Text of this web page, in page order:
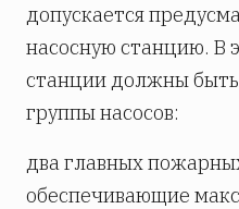
допускается
насосную станцию. В
станции должны
группы насосов:
два главных
обеспечивающие